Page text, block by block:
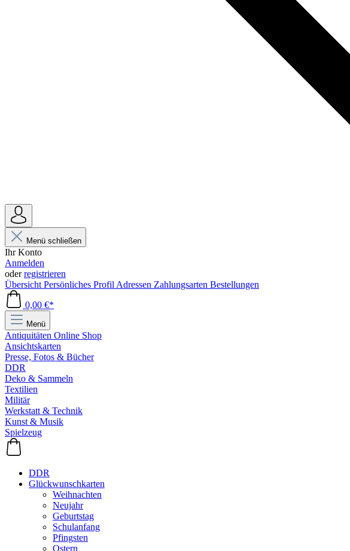
Menü schließen
Ihr Konto
Anmelden
oderregistrieren
Übersicht Persönliches Profil Adressen Zahlungsarten Bestellungen
0,00 €*
Menü
Antiquitäten Online Shop
Ansichtskarten
Presse, Fotos & Bücher
DDR
Deko & Sammeln
Textilien
Militär
Werkstatt & Technik
Kunst & Musik
Spielzeug
DDR
Glückwunschkarten
Weihnachten
Neujahr
Geburtstag
Schulanfang
Pfingsten
Ostern